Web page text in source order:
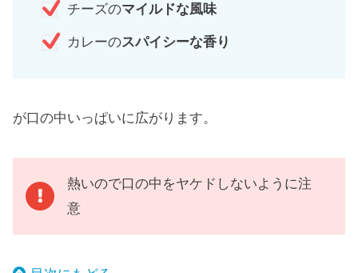
チーズのマイルドな風味
カレーのスパイシーな香り
が口の中いっぱいに広がります。
熱いので口の中をヤケドしないように注
意